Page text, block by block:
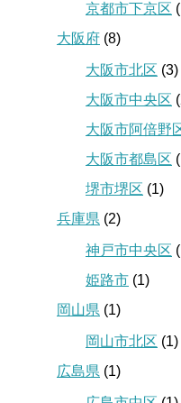
京都市下京区
大阪府 (8)
大阪市北区 (3)
大阪市中央区
大阪市阿倍野
大阪市都島区
堺市堺区 (1)
兵庫県 (2)
神戸市中央区
姫路市 (1)
岡山県 (1)
岡山市北区 (1)
広島県 (1)